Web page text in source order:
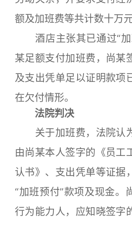
额及加班费等共计数十万元
酒店主张其已通过“加
某足额支付加班费，尚某
及支出凭单足以证明款项
在欠付情形。
法院判决
关于加班费，法院认
由尚某本人签字的《员工
认书》、支出凭单等证据
“加班预付”款项及现金。
行为能力人，应知晓签字